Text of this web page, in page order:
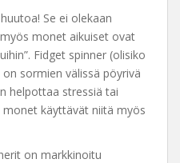
Se ei olekaan
monet aikuiset ovat
Fidget spinner (olisiko
sormien välissä pöyrivä
helpottaa stressiä tai
käyttävät niitä myös
on markkinoitu